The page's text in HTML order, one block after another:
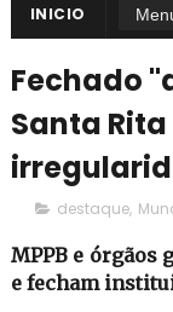
INICIO
Fechado
Santa
destaque,
MPPB e órgãos
e fecham